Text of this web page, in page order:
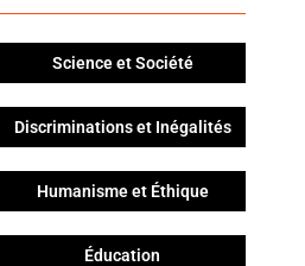
Science et Société
Discriminations et Inégalités
Humanisme et Éthique
Éducation